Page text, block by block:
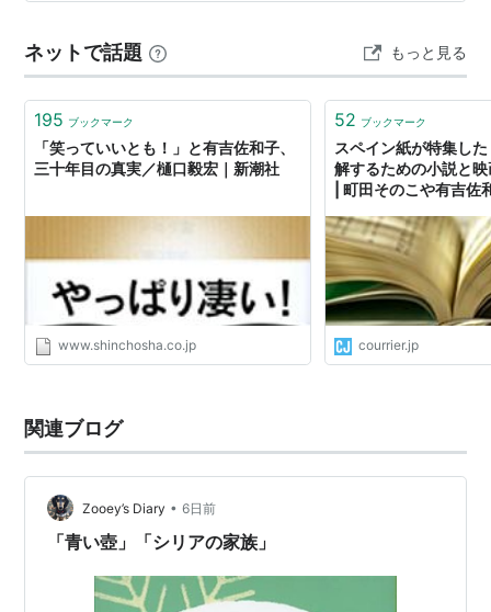
るとよく頭が痛くなる。天候が悪い日が多いというのも
か？暑いから？地下だから？今回は思ったより上手く出
来たので、散々家族に自慢した。私が何か続けることが
出来ているとしたら、それは家族の煽て…
ネットで話題 もっと見る
195 ブックマーク
「笑っていいとも！」と有吉佐和子、
三十年目の真実／樋口毅宏｜新潮社
www.shinchosha.co.jp
52 ブックマーク
スペイン紙が特集し
解するための小説と
| 町田そのこや有吉佐
courrier.jp
関連ブログ
Zooey’s Diary • 6日前
「青い壺」「シリアの家族」